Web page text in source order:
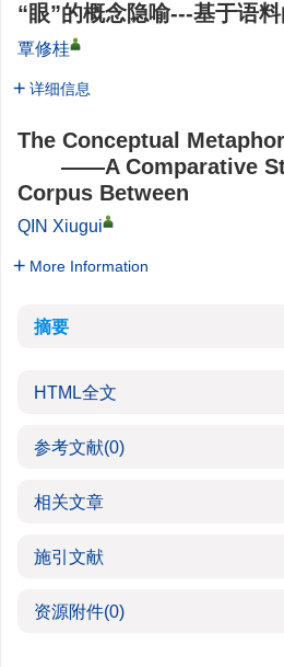
“眼”的概念隐喻---基于语
覃修桂
详细信息
The Conceptual
——A Comparative
Corpus Between
QIN Xiugui
More Information
摘要
HTML全文
参考文献(0)
相关文章
施引文献
资源附件(0)